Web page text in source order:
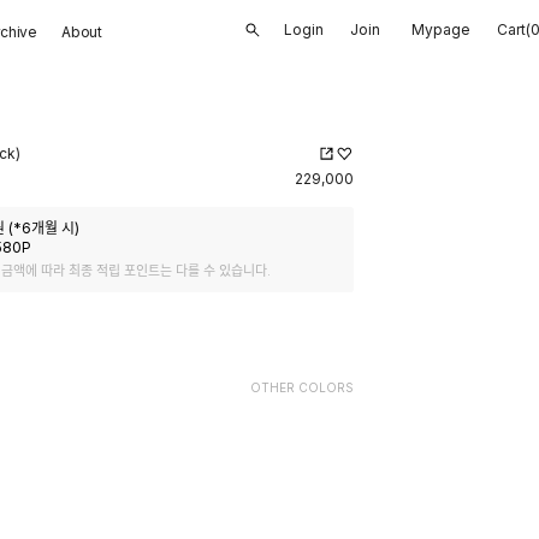
About Login Join Mypage Cart(0
229,000
(*6개월 시)
P
액에 따라 최종 적립 포인트는 다를 수 있습니다.
OTHER COLORS